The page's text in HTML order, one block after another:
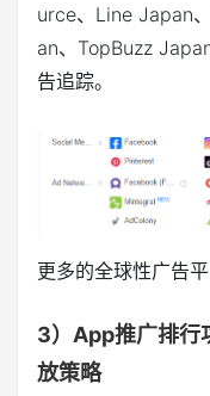
urce、Line Japan
an、TopBuzz
告追踪。
更多的全球性广告
3）App推广排行
放策略